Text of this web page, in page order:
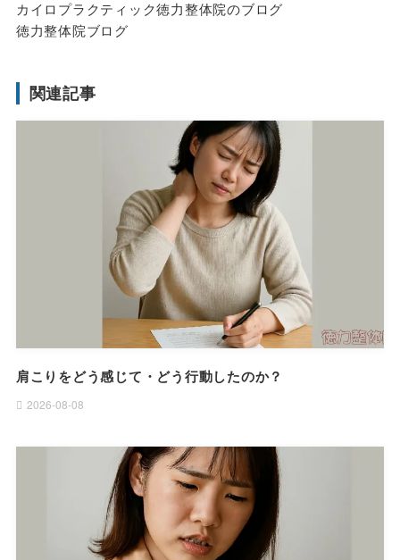
カイロプラクティック徳力整体院のブログ
徳力整体院ブログ
関連記事
肩こりをどう感じて・どう行動したのか？
2026-08-08